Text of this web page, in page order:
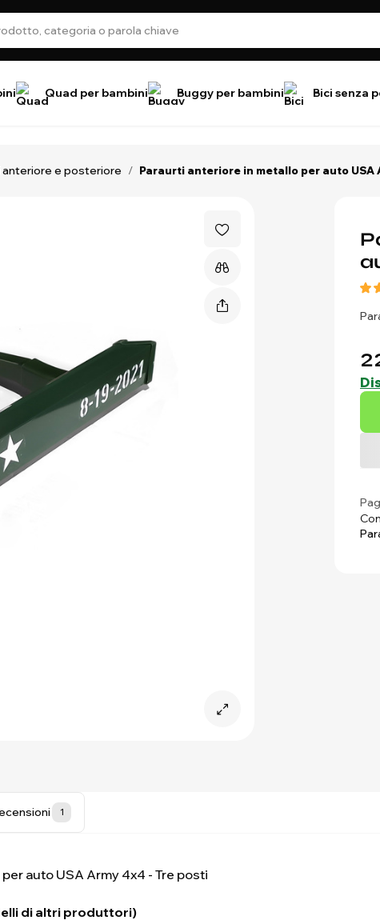
Quad per bambini Buggy per bambini Bici senza
anteriore e posteriore / Paraurti anteriore in metallo per auto USA
1
auto USA Army 4x4 - Tre posti
di altri produttori)